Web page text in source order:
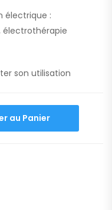
électrique :
électrothérapie
son utilisation
au Panier